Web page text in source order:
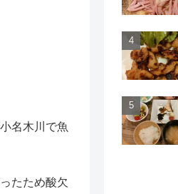
名木川で魚
たため酸欠